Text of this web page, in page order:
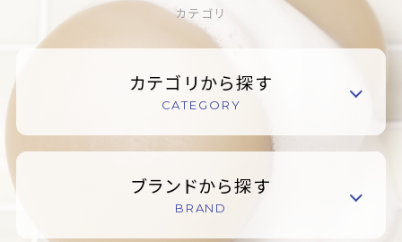
カテゴリ
カテゴリから探す
CATEGORY
ブランドから探す
BRAND